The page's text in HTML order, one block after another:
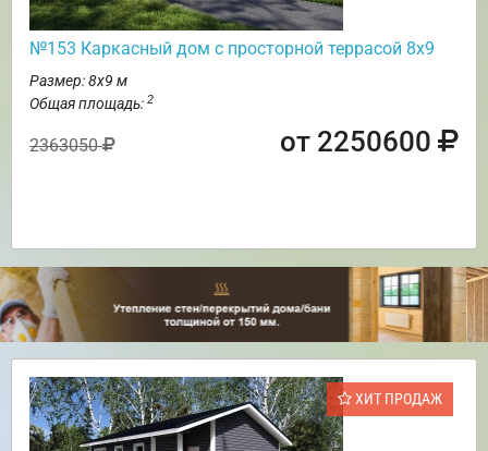
№153 Каркасный дом с просторной террасой 8х9
Размер: 8х9 м
Общая площадь: 2
2363050 от 2250600
ХИТ ПРОДАЖ